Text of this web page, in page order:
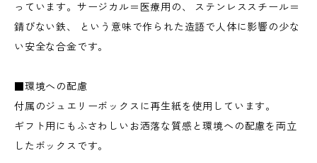
っています。サージカル＝医療用の、 ステンレススチール＝
錆びない鉄、 という意味で作られた造語で人体に影響の少な
い安全な合金です。
■環境への配慮
付属のジュエリーボックスに再生紙を使用しています。
ギフト用にもふさわしいお洒落な質感と環境への配慮を両立
したボックスです。